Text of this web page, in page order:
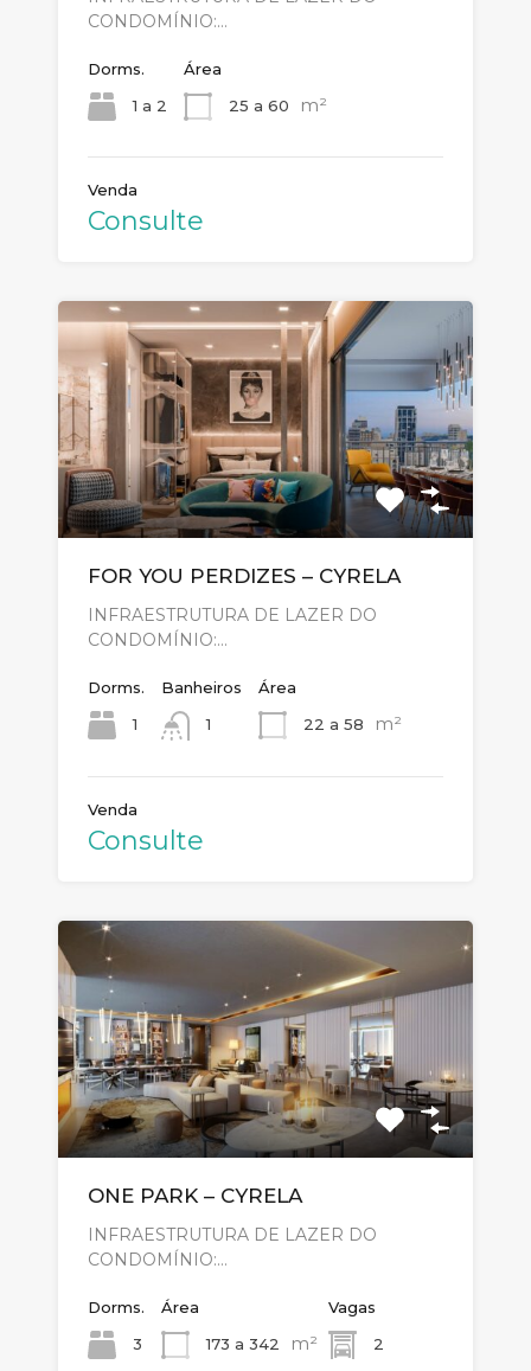
CONDOMÍNIO:…
Dorms.
1 a 2
Área
25 a 60
m²
Venda
Consulte
FOR YOU PERDIZES – CYRELA
INFRAESTRUTURA DE LAZER DO
CONDOMÍNIO:…
Dorms.
1
Banheiros
1
Área
22 a 58
m²
Venda
Consulte
ONE PARK – CYRELA
INFRAESTRUTURA DE LAZER DO
CONDOMÍNIO:…
Dorms.
3
Área
173 a 342
m²
Vagas
2